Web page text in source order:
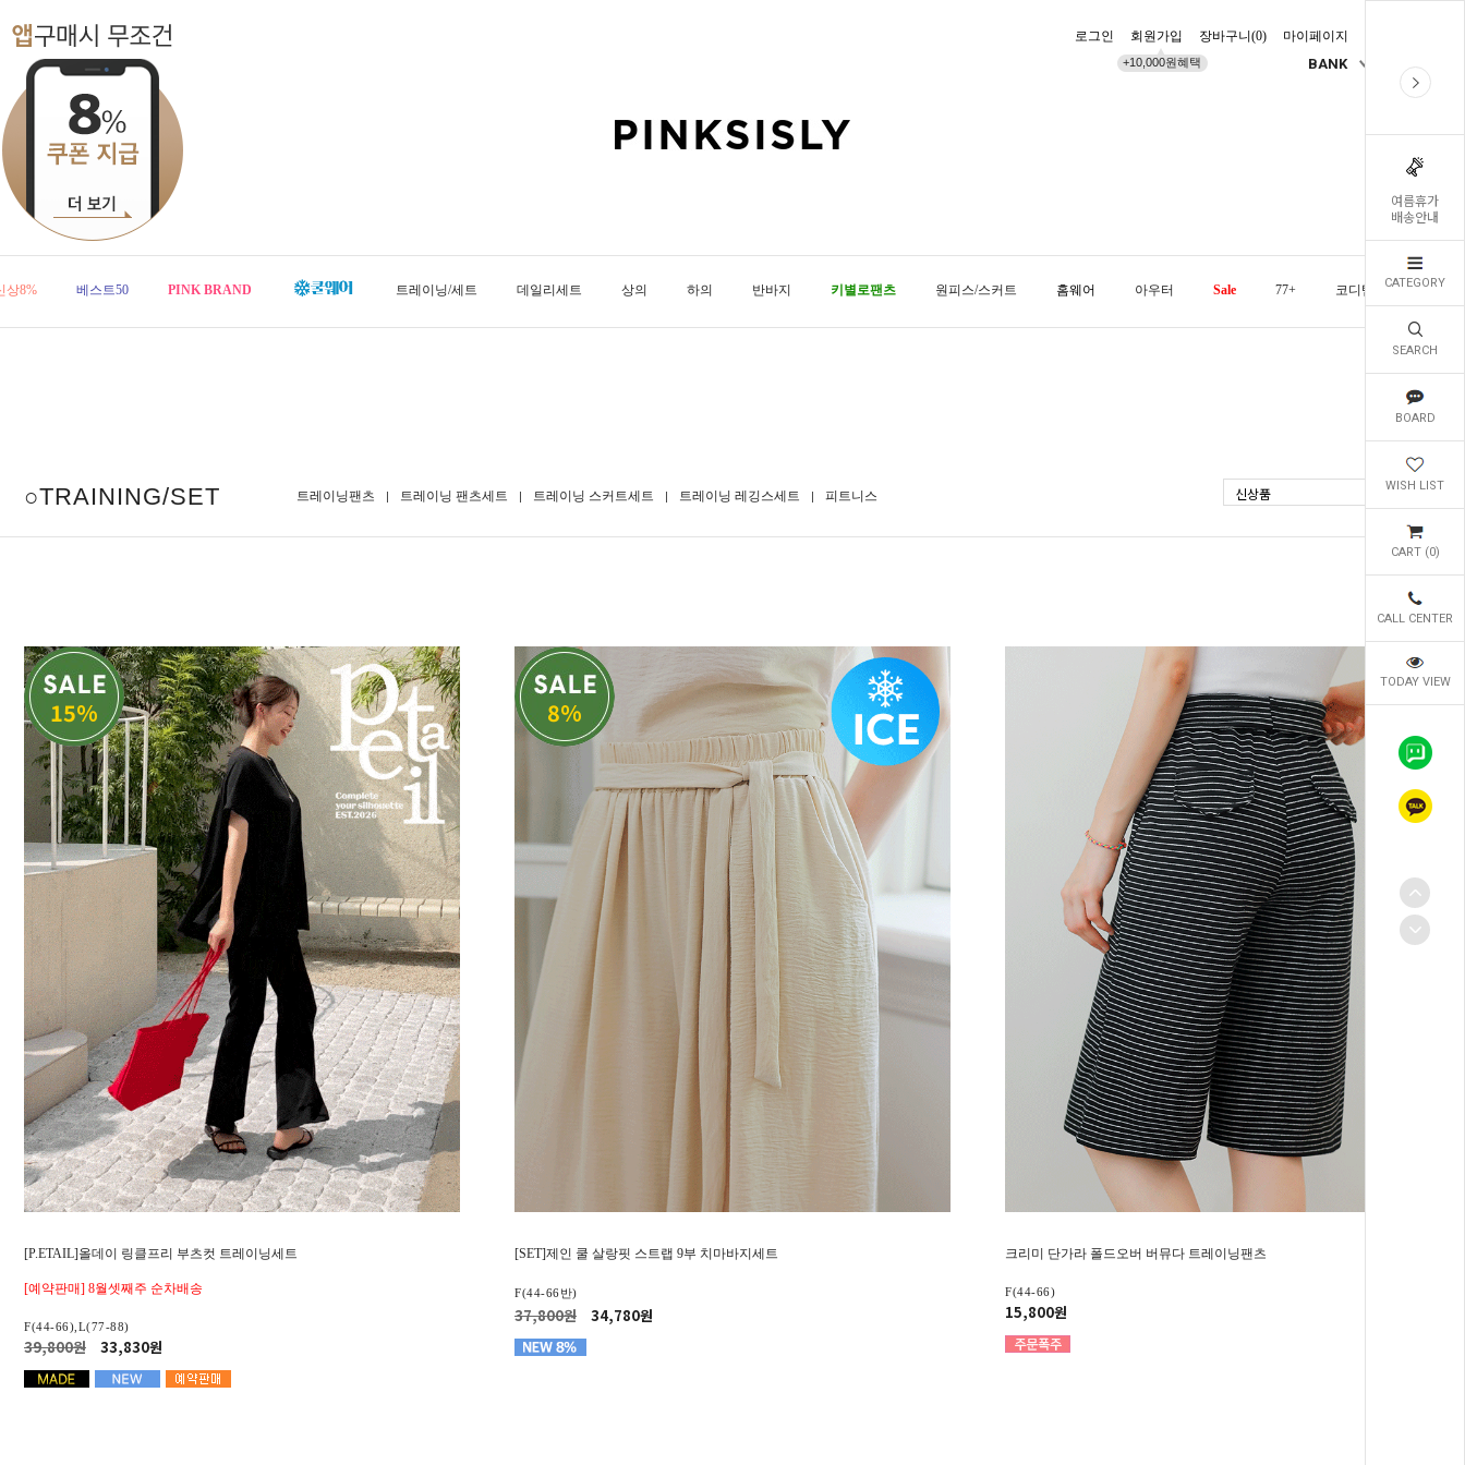
여름휴가
배송안내
CATEGORY
SEARCH
BOARD
WISH LIST
CART (0)
CALL CENTER
TODAY VIEW
로그인 회원가입
+10,000원혜택
장바구니(0) 마이페이지
BANK
상8% 베스트50 PINK BRAND 트레이닝/세트 데일리세트 상의 하의 반바지 키별로팬츠 원피스/스커트 홈웨어 아우터 Sale 77+ 코디템 오늘발송
○TRAINING/SET 트레이닝팬츠 트레이닝 팬츠세트 트레이닝 스커트세트 트레이닝 레깅스세트 피트니스 신상품
15%
[P.ETAIL]올데이 링클프리 부츠컷 트레이닝세트
[예약판매] 8월셋째주 순차배송
F(44-66),L(77-88)
39,800원 33,830원
8%
[SET]제인 쿨 살랑핏 스트랩 9부 치마바지세트
F(44-66반)
37,800원 34,780원
크리미 단가라 폴드오버 버뮤다 트레이닝팬츠
F(44-66)
15,800원